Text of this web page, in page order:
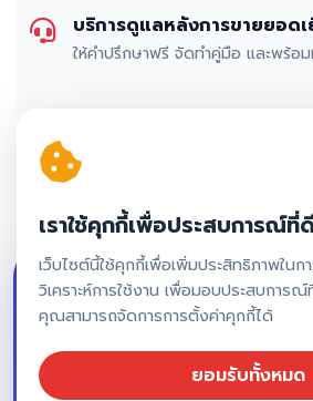
บริการดูแลหลังการขายยอด
ให้คำปรึกษาฟรี จัดทำคู่มือ และพร้อ
เริ่มต้นสร้างแอป
ของคุณวัน
เราใช้คุกกี้เพื่อประสบการณ์
เว็บไซต์นี้ใช้คุกกี้เพื่อเพิ่มประสิทธิภาพในก
วิเคราะห์การใช้งาน เพื่อมอบประสบกา
คุณสามารถจัดการการตั้งค่าคุกกี้ได้
ยอมรับทั้งหมด